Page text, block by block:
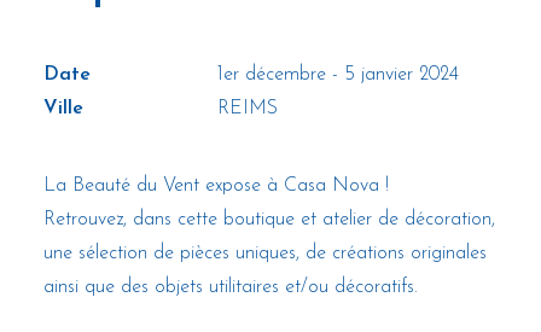
ACCUEIL
ACTIVITÉS
À PROPOS
CONTACTS
Date
1er décembre - 5 janvier 2024
Ville
REIMS
La Beauté du Vent expose à Casa Nova !
Retrouvez, dans cette boutique et atelier de décoration,
une sélection de pièces uniques, de créations originales
ainsi que des objets utilitaires et/ou décoratifs.